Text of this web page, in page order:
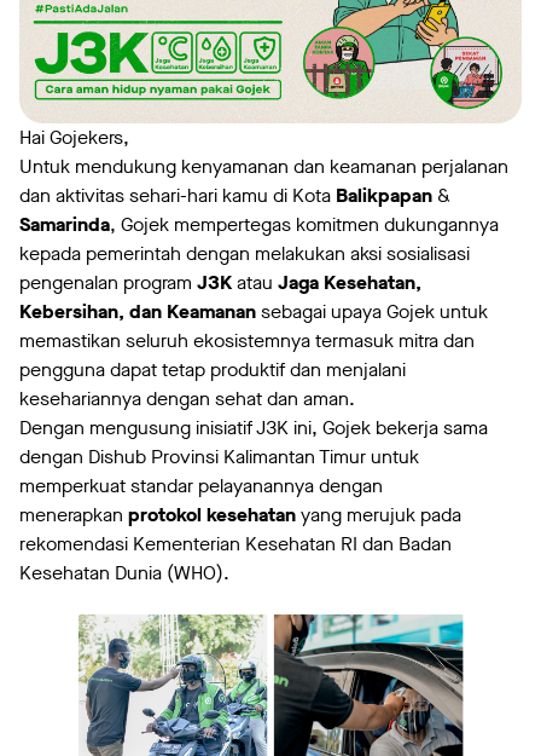
Hai Gojekers,
Untuk mendukung kenyamanan dan keamanan perjalanan
dan aktivitas sehari-hari kamu di Kota Balikpapan &
Samarinda, Gojek mempertegas komitmen dukungannya
kepada pemerintah dengan melakukan aksi sosialisasi
pengenalan program J3Katau Jaga Kesehatan,
Kebersihan, dan Keamanansebagai upaya Gojek untuk
memastikan seluruh ekosistemnya termasuk mitra dan
pengguna dapat tetap produktif dan menjalani
kesehariannya dengan sehat dan aman.
Dengan mengusung inisiatif J3K ini, Gojek bekerja sama
dengan Dishub Provinsi Kalimantan Timur untuk
memperkuat standar pelayanannya dengan
menerapkan protokol kesehatanyang merujuk pada
rekomendasi Kementerian Kesehatan RI dan Badan
Kesehatan Dunia (WHO).